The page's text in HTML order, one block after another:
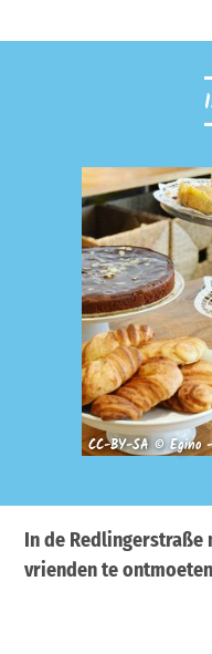
CC-BY-SA © Egino
In de
vrienden te